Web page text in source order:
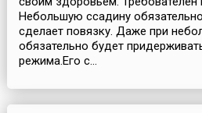
Небольшую ссадину
сделает повязку. Даже при
обязательно будет
режима.Его с...